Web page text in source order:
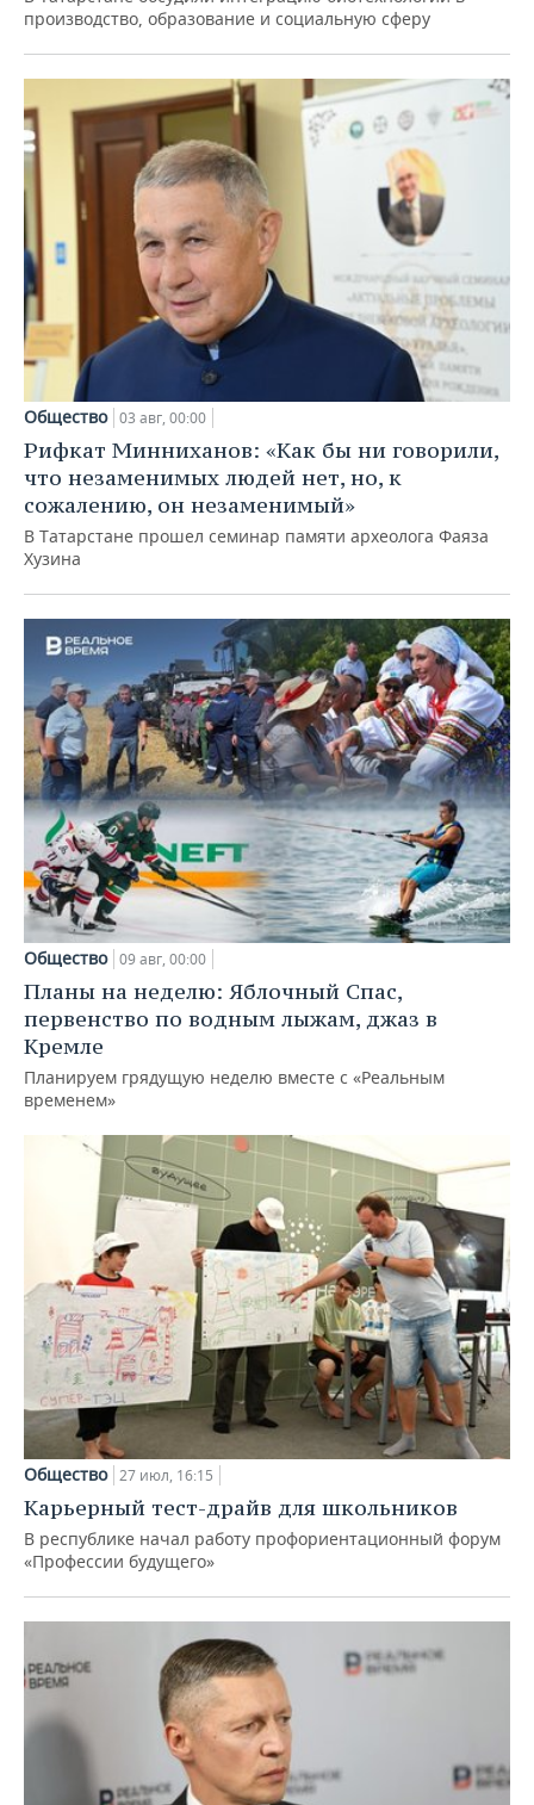
производство, образование и социальную сферу
Общество 03 авг, 00:00
Рифкат Минниханов: «Как бы ни говорили,
что незаменимых людей нет, но, к
сожалению, он незаменимый»
В Татарстане прошел семинар памяти археолога Фаяза
Хузина
Общество 09 авг, 00:00
Планы на неделю: Яблочный Спас,
первенство по водным лыжам, джаз в
Кремле
Планируем грядущую неделю вместе с «Реальным
временем»
Общество 27 июл, 16:15
Карьерный тест-драйв для школьников
В республике начал работу профориентационный форум
«Профессии будущего»